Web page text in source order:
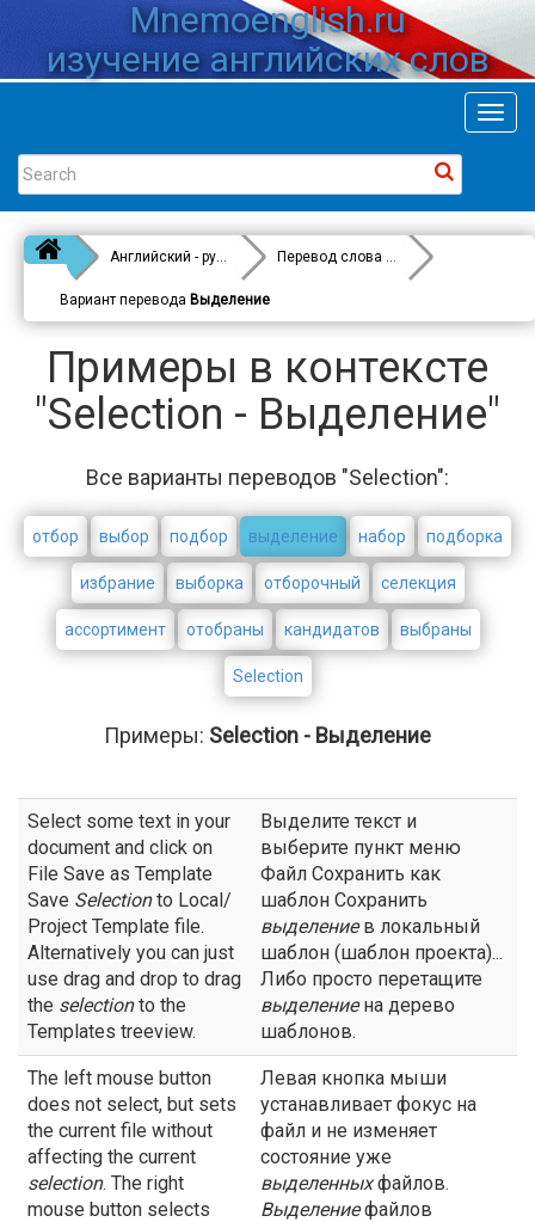
Mnemoenglish.ru
изучение английских слов
Английский - русский Перевод слова
Selection
Вариант перевода Выделение
Примеры в контексте
"Selection - Выделение"
Все варианты переводов "Selection":
отбор выбор подбор выделение набор подборка
избрание выборка отборочный селекция
ассортимент отобраны кандидатов выбраны
Selection
Примеры: Selection - Выделение
Select some text in your
document and click on
File Save as Template
Save Selectionto Local/
Project Template file.
Alternatively you can just
use drag and drop to drag
the selectionto the
Templates treeview.
Выделите текст и
выберите пункт меню
Файл Сохранить как
шаблон Сохранить
выделениев локальный
шаблон (шаблон проекта)...
Либо просто перетащите
выделениена дерево
шаблонов.
The left mouse button
does not select, but sets
the current file without
affecting the current
selection. The right
mouse button selects
Левая кнопка мыши
устанавливает фокус на
файл и не изменяет
состояние уже
выделенныхфайлов.
Выделениефайлов